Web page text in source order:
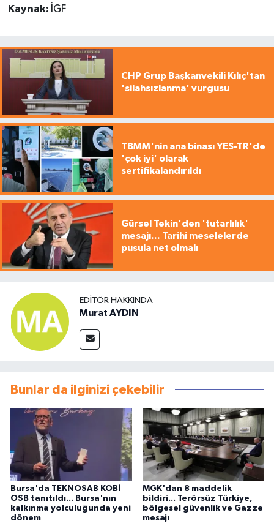
Kaynak: İGF
CHP Grup Başkanvekili Kılıç'tan
'silahsızlanma' vurgusu
TBMM'nin ana binası YES-TR'de
'çok iyi' olarak
sertifikalandırıldı
Gürsel Tekin'den 'tutarlılık'
mesajı... Tarihi meselelerde
pusula net olmalı
EDITÖR HAKKINDA
Murat AYDIN
Bunlar da ilginizi çekebilir
Bursa'da TEKNOSAB KOBİ
OSB tanıtıldı... Bursa'nın
kalkınma yolculuğunda yeni
dönem
MGK'dan 8 maddelik
bildiri... Terörsüz Türkiye,
bölgesel güvenlik ve Gazze
mesajı